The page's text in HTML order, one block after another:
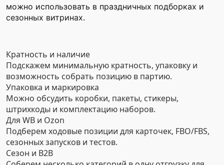
можно использовать в праздничных подборках и
сезонных витринах.
Кратность и наличие
Подскажем минимальную кратность, упаковку и
возможность собрать позицию в партию.
Упаковка и маркировка
Можно обсудить коробки, пакеты, стикеры,
штрихкоды и комплектацию наборов.
Для WB и Ozon
Подберем ходовые позиции для карточек, FBO/FBS,
сезонных запусков и тестов.
Сезон и B2B